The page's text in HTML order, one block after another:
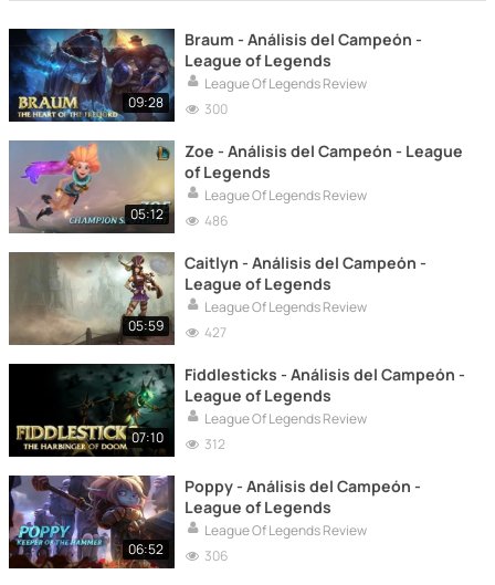
09:28
Braum - Análisis del Campeón -
League of Legends
League Of Legends Review
300
05:12
Zoe - Análisis del Campeón - League
of Legends
League Of Legends Review
486
05:59
Caitlyn - Análisis del Campeón -
League of Legends
League Of Legends Review
427
07:10
Fiddlesticks - Análisis del Campeón -
League of Legends
League Of Legends Review
312
06:52
Poppy - Análisis del Campeón -
League of Legends
League Of Legends Review
306